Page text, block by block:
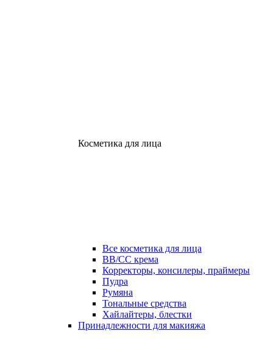
Косметика для лица
Все косметика для лица
ВВ/СС крема
Корректоры, консилеры, праймеры
Пудра
Румяна
Тональные средства
Хайлайтеры, блестки
Принадлежности для макияжа